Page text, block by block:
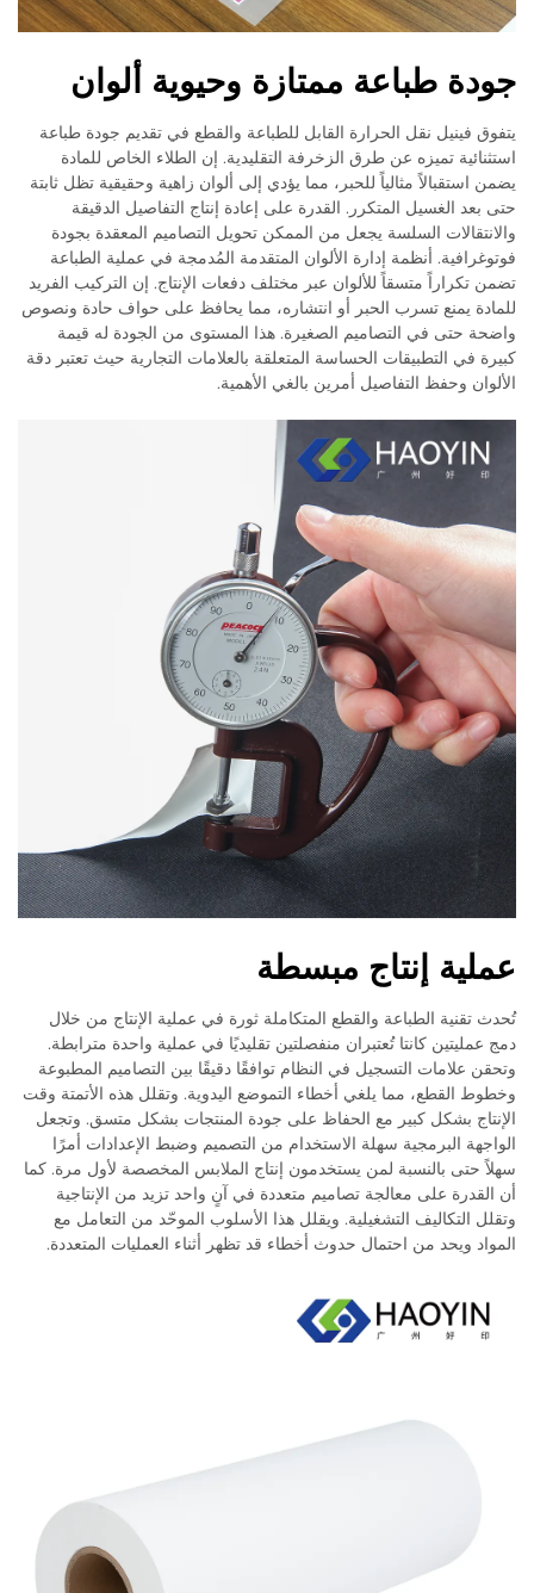
جودة طباعة ممتازة وحيوية ألوان
يتفوق فينيل نقل الحرارة القابل للطباعة والقطع في تقديم جودة طباعة
استثنائية تميزه عن طرق الزخرفة التقليدية. إن الطلاء الخاص للمادة
يضمن استقبالاً مثالياً للحبر، مما يؤدي إلى ألوان زاهية وحقيقية تظل ثابتة
حتى بعد الغسيل المتكرر. القدرة على إعادة إنتاج التفاصيل الدقيقة
والانتقالات السلسة يجعل من الممكن تحويل التصاميم المعقدة بجودة
فوتوغرافية. أنظمة إدارة الألوان المتقدمة المُدمجة في عملية الطباعة
تضمن تكراراً متسقاً للألوان عبر مختلف دفعات الإنتاج. إن التركيب الفريد
للمادة يمنع تسرب الحبر أو انتشاره، مما يحافظ على حواف حادة ونصوص
واضحة حتى في التصاميم الصغيرة. هذا المستوى من الجودة له قيمة
كبيرة في التطبيقات الحساسة المتعلقة بالعلامات التجارية حيث تعتبر دقة
الألوان وحفظ التفاصيل أمرين بالغي الأهمية.
عملية إنتاج مبسطة
تُحدث تقنية الطباعة والقطع المتكاملة ثورة في عملية الإنتاج من خلال
دمج عمليتين كانتا تُعتبران منفصلتين تقليديًا في عملية واحدة مترابطة.
وتحقن علامات التسجيل في النظام توافقًا دقيقًا بين التصاميم المطبوعة
وخطوط القطع، مما يلغي أخطاء التموضع اليدوية. وتقلل هذه الأتمتة وقت
الإنتاج بشكل كبير مع الحفاظ على جودة المنتجات بشكل متسق. وتجعل
الواجهة البرمجية سهلة الاستخدام من التصميم وضبط الإعدادات أمرًا
سهلاً حتى بالنسبة لمن يستخدمون إنتاج الملابس المخصصة لأول مرة. كما
أن القدرة على معالجة تصاميم متعددة في آنٍ واحد تزيد من الإنتاجية
وتقلل التكاليف التشغيلية. ويقلل هذا الأسلوب الموحّد من التعامل مع
المواد ويحد من احتمال حدوث أخطاء قد تظهر أثناء العمليات المتعددة.